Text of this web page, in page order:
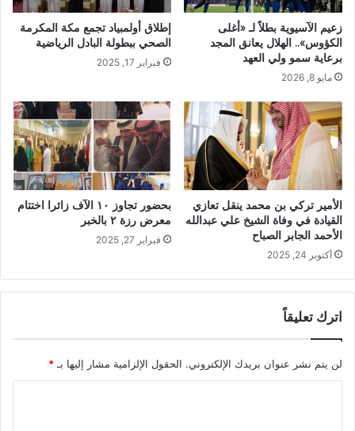
زعيم الآسيوية بطلاً لـ «أغلى
الكؤوس».. الهلال يعانق المجد
برعاية سمو ولي العهد
مايو 8, 2026
إطلاق أولمبياد تجمع مكة المكرمة
الصحي ببطولة البادل الرياضية
فبراير 17, 2025
الأمير تركي بن محمد ينقل تعازي
القيادة في وفاة الشيخ علي عبدالله
الأحمد الجابر الصباح
أكتوبر 24, 2025
بحضور تجاوز ١٠ الآف زائرا اختتام
معرض رزة ٢ بالخبر
فبراير 27, 2025
اترك تعليقاً
لن يتم نشر عنوان بريدك الإلكتروني. الحقول الإلزامية مشار إليها بـ *